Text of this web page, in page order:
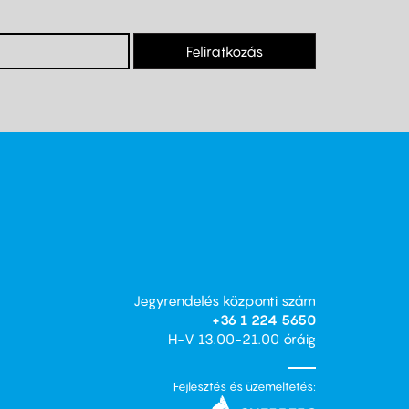
Feliratkozás
Jegyrendelés központi szám
+36 1 224 5650
H-V 13.00-21.00 óráig
Fejlesztés és üzemeltetés: